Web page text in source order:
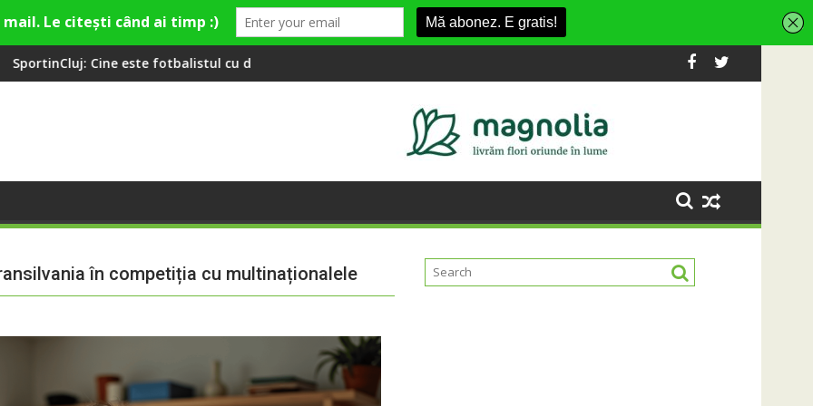
cu două diplome care a învățat româna la 2 ani
Compania de Apă Someș, campioană la dezvoltarea infrastructurii de apă și canalizare
Universitatea Cluj a câștigat partida cu
în competiția cu multinaționalele